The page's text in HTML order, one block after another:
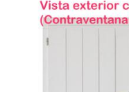
Información
Contacto